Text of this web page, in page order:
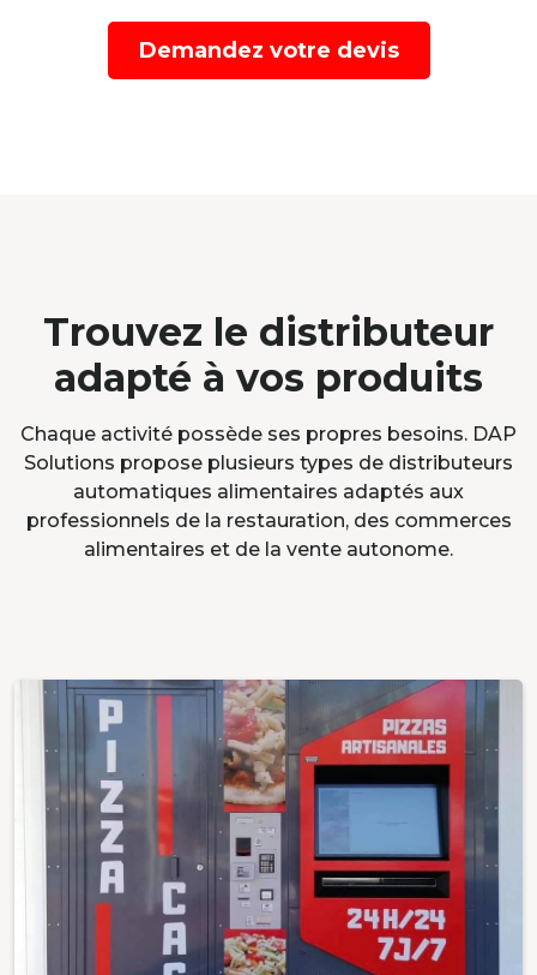
Demandez votre devis
Trouvez le distributeur
adapté à vos produits
Chaque activité possède ses propres besoins. DAP
Solutions propose plusieurs types de distributeurs
automatiques alimentaires adaptés aux
professionnels de la restauration, des commerces
alimentaires et de la vente autonome.